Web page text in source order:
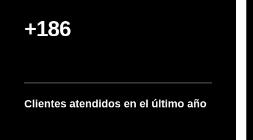
+186
Clientes atendidos en el último año